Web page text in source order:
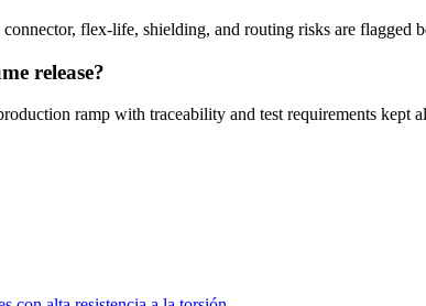
flex-life, shielding, and routing risks are flagged
release?
ramp with traceability and test requirements kept